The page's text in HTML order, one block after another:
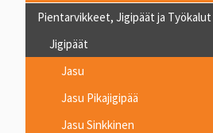
Pientarvikkeet, Jigipäät ja Työkalut
Jigipäät
Jasu
Jasu Pikajigipää
Jasu Sinkkinen